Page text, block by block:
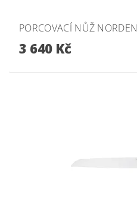
PORCOVACÍ NŮŽ NORDEN
3 640 Kč